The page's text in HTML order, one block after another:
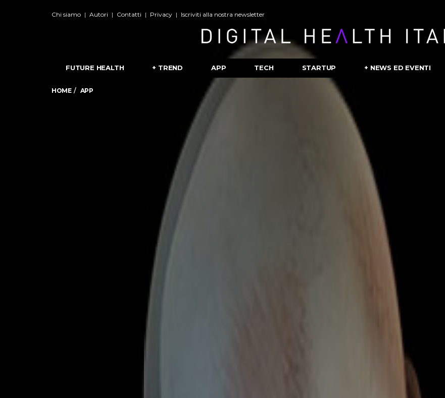
Chi siamo Autori Contatti Privacy Iscriviti alla nostra newsletter
FUTURE HEALTH + TREND APP TECH STARTUP + NEWS ED EVENTI
HOME APP